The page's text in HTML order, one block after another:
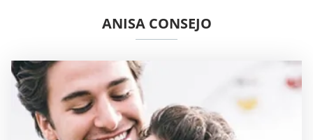
ANISA CONSEJO